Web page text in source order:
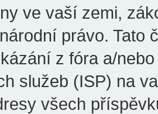
ve vaší zemi,
právo. Tato
z fóra a/
služeb (ISP) na
všech